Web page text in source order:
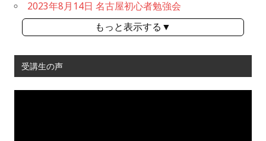
2023年8月14日 名古屋初心者勉強会
もっと表示する▼
受講生の声